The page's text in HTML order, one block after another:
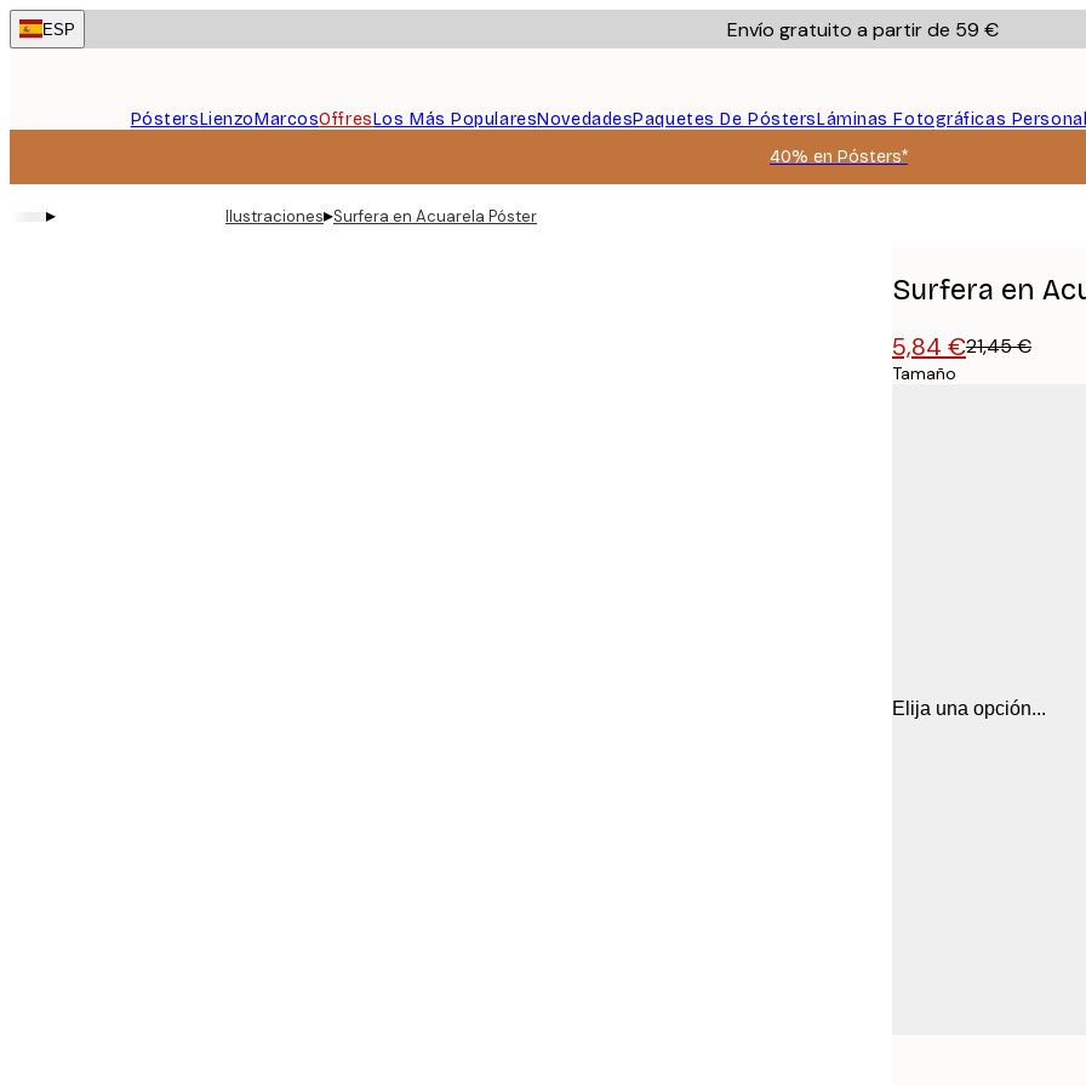
Skip
to
ESP Envío gratuito a partir de 59 €
PóstersLienzoMarcosOffresLos Más PopularesNovedadesPaquetes De PóstersLáminas Fotográficas
40% en Pósters*
▸ Ilustraciones▸Surfera en Acuarela Póster
Surfera en
5,84 €21,45 €
Tamaño
Elija una opción...